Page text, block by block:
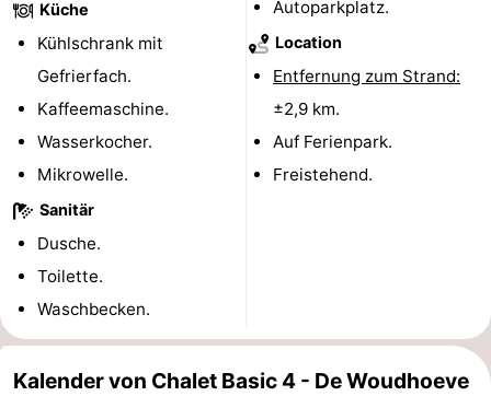
Leiden
Bollenstreek
Natur
Hollands
Duin
-
Noordwijk
Katwijk
Scheveningen
-
Den
Haag
-
Rotterdam
-
Küche
Kühlschrank mit
Gefrierfach.
Kaffeemaschine.
Wasserkocher.
Mikrowelle.
Sanitär
Dusche.
Toilette.
Waschbecken.
Autoparkplatz.
Location
Entfernung zum Strand:
±2,9 km.
Auf Ferienpark.
Freistehend.
Kalender von Chalet Basic 4 - De Woudhoeve